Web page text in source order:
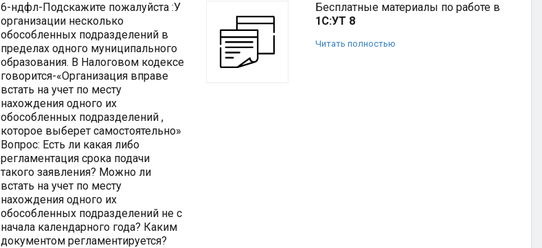
6-ндфл-Подскажите пожалуйста :У
организации несколько
обособленных подразделений в
пределах одного муниципального
образования. В Налоговом кодексе
говорится-«Организация вправе
встать на учет по месту
нахождения одного их
обособленных подразделений ,
которое выберет самостоятельно»
Вопрос: Есть ли какая либо
регламентация срока подачи
такого заявления? Можно ли
встать на учет по месту
нахождения одного их
обособленных подразделений не с
начала календарного года? Каким
документом регламентируется?
Бесплатные материалы по работе в
1С:УТ 8
Читать полностью